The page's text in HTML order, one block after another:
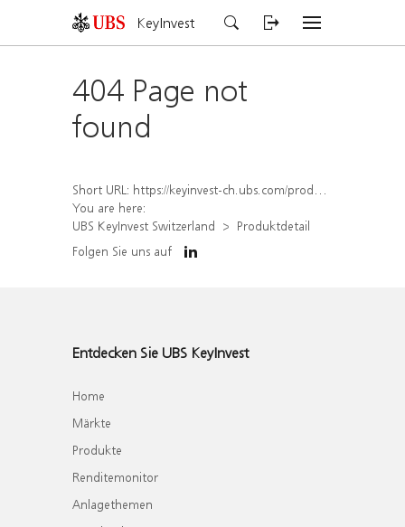
KeyInvest
404 Page not
found
Short URL: https://keyinvest-ch.ubs.com/produkt/detail/index/isin/CH1576890011
You are here:
UBS KeyInvest Switzerland
Produktdetail
Folgen Sie uns auf
Entdecken Sie UBS KeyInvest
Home
Märkte
Produkte
Renditemonitor
Anlagethemen